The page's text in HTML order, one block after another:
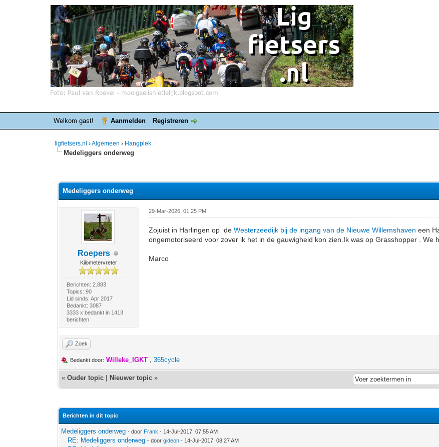
Welkom gast! Aanmelden Registreren
ligfietsers.nl ›Algemeen › Hangplek
Medeliggers onderweg
Medeliggers onderweg
Roepers
Kilometervreter
Berichten: 2.883
Topics: 90
Lid sinds: Apr 2017
Bedankt: 3087
3333 x bedankt in 1413
berichten
29-Mar-2026, 01:25 PM
Zojuist in Harlingen op deWesterzeedijk bij de ingang van de Nieuwe Willemshaven een
ongemotoriseerd voor zover ik het in de gauwigheid kon zien.Ik was op Grasshopper . We
Marco
Zoek
Bedankt door: Willeke_IGKT ,365cycle
«Ouder topic Nieuwer topic »
Berichten in dit topic
Medeliggers onderweg - door Frank - 14-Jul-2017, 07:55 AM
RE: Medeliggers onderweg - doorgideon - 14-Jul-2017, 08:27 AM